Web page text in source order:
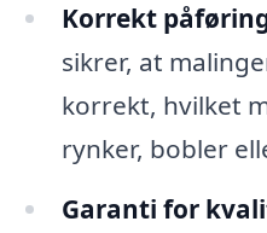
Korrekt
sikrer, at
korrekt, hvilket
rynker, bobler
Garanti for